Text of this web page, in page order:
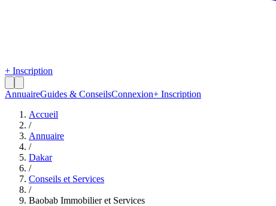
+ Inscription
AnnuaireGuides & ConseilsConnexion+ Inscription
Accueil
/
Annuaire
/
Dakar
/
Conseils et Services
/
Baobab Immobilier et Services